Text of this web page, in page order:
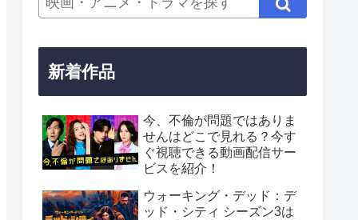
新着作品
今、不倫が問題ではありま
せんはどこで見れる？今す
ぐ視聴できる動画配信サー
ビスを紹介！
ウォーキング・デッド：デ
ッド・シティ シーズン3は